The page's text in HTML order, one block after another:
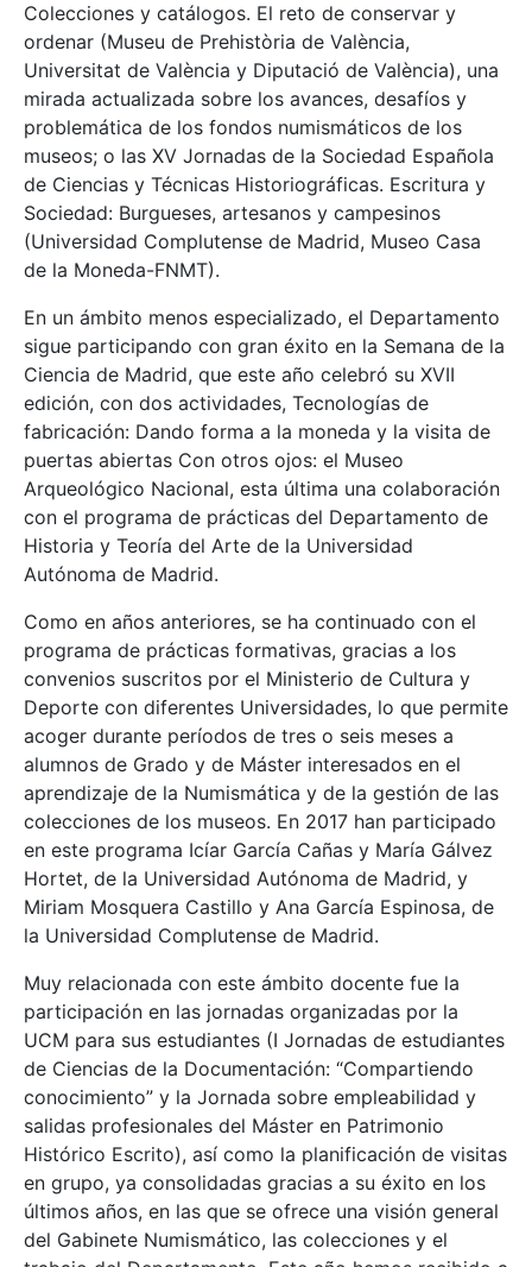
Colecciones y catálogos. El reto de conservar y
ordenar (Museu de Prehistòria de València,
Universitat de València y Diputació de València), una
mirada actualizada sobre los avances, desafíos y
problemática de los fondos numismáticos de los
museos; o las XV Jornadas de la Sociedad Española
de Ciencias y Técnicas Historiográficas. Escritura y
Sociedad: Burgueses, artesanos y campesinos
(Universidad Complutense de Madrid, Museo Casa
de la Moneda-FNMT).
En un ámbito menos especializado, el Departamento
sigue participando con gran éxito en la Semana de la
Ciencia de Madrid, que este año celebró su XVII
edición, con dos actividades, Tecnologías de
fabricación: Dando forma a la moneda y la visita de
puertas abiertas Con otros ojos: el Museo
Arqueológico Nacional, esta última una colaboración
con el programa de prácticas del Departamento de
Historia y Teoría del Arte de la Universidad
Autónoma de Madrid.
Como en años anteriores, se ha continuado con el
programa de prácticas formativas, gracias a los
convenios suscritos por el Ministerio de Cultura y
Deporte con diferentes Universidades, lo que permite
acoger durante períodos de tres o seis meses a
alumnos de Grado y de Máster interesados en el
aprendizaje de la Numismática y de la gestión de las
colecciones de los museos. En 2017 han participado
en este programa Icíar García Cañas y María Gálvez
Hortet, de la Universidad Autónoma de Madrid, y
Miriam Mosquera Castillo y Ana García Espinosa, de
la Universidad Complutense de Madrid.
Muy relacionada con este ámbito docente fue la
participación en las jornadas organizadas por la
UCM para sus estudiantes (I Jornadas de estudiantes
de Ciencias de la Documentación: “Compartiendo
conocimiento” y la Jornada sobre empleabilidad y
salidas profesionales del Máster en Patrimonio
Histórico Escrito), así como la planificación de visitas
en grupo, ya consolidadas gracias a su éxito en los
últimos años, en las que se ofrece una visión general
del Gabinete Numismático, las colecciones y el